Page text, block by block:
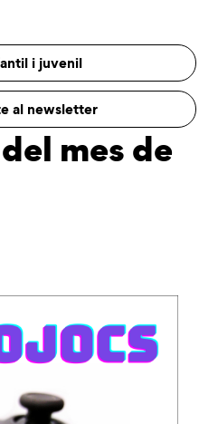
i juvenil
al newsletter
mes de